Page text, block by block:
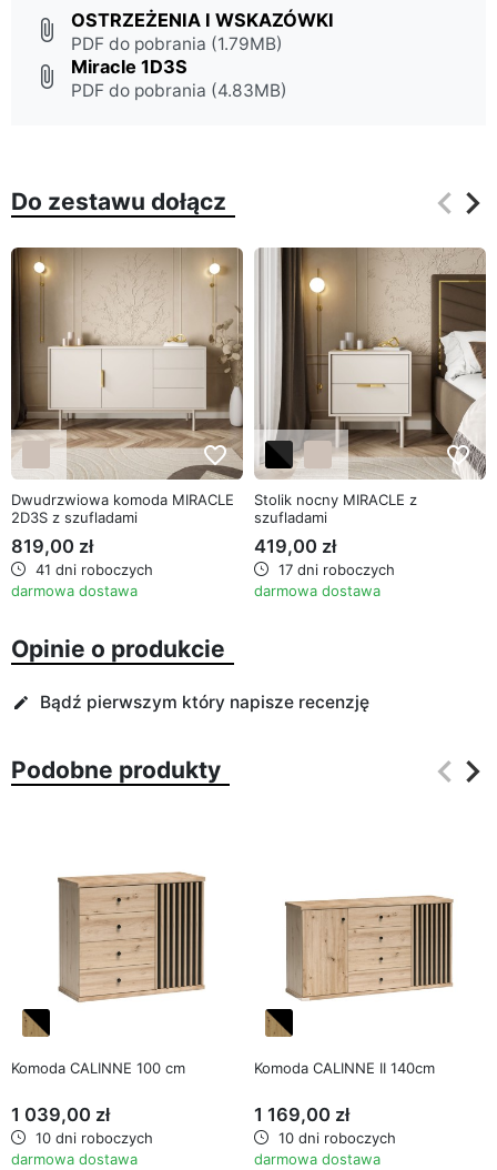
attach_file OSTRZEŻENIA I WSKAZÓWKI
PDF do pobrania (1.79MB)
attach_file Miracle 1D3S
PDF do pobrania (4.83MB)
Do zestawu dołącz keyboard_arrow_left
keyboard_arrow_right
favorite_border
Dwudrzwiowa komoda MIRACLE
2D3S z szufladami
819,00 zł
41 dni roboczych
darmowa dostawa
favorite_border
Stolik nocny MIRACLE z
szufladami
419,00 zł
17 dni roboczych
darmowa dostawa
Opinie o produkcie
edit Bądź pierwszym który napisze recenzję
Podobne produkty keyboard_arrow_left
keyboard_arrow_right
Komoda CALINNE 100 cm
1 039,00 zł
10 dni roboczych
darmowa dostawa
Komoda CALINNE II 140cm
1 169,00 zł
10 dni roboczych
darmowa dostawa